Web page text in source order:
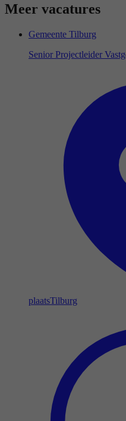
Meer vacatures
Gemeente Tilburg
Senior Projectleider
plaatsTilburg